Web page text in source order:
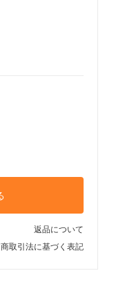
返品について
取引法に基づく表記